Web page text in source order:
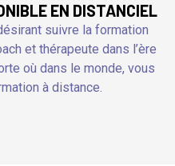
EN DISTANCIEL
suivre la formation
et thérapeute dans l’ère
où dans le monde, vous
à distance.